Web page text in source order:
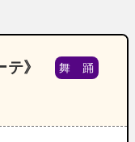
》 舞 踊